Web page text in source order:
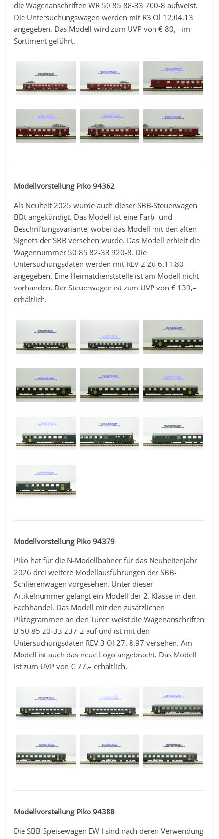
die Wagenanschriften WR 50 85 88-33 700-8 aufweist.
Die Untersuchungswagen werden mit R3 Ol 12.04.13
angegeben. Das Modell wird zum UVP von € 80,– im
Sortiment geführt.
Modellvorstellung Piko 94362
Als Neuheit 2025 wurde auch dieser SBB-Steuerwagen
BDt angekündigt. Das Modell ist eine Farb- und
Beschriftungsvariante, wobei das Modell mit den alten
Signets der SBB versehen wurde. Das Modell erhielt die
Wagennummer 50 85 82-33 920-8. Die
Untersuchungsdaten werden mit REV 2 Zü 6.11.80
angegeben. Eine Heimatdienststelle ist am Modell nicht
vorhanden. Der Steuerwagen ist zum UVP von € 139,–
erhältlich.
Modellvorstellung Piko 94379
Piko hat für die N-Modellbahner für das Neuheitenjahr
2026 drei weitere Modellausführungen der SBB-
Schlierenwagen vorgesehen. Unter dieser
Artikelnummer gelangt ein Modell der 2. Klasse in den
Fachhandel. Das Modell mit den zusätzlichen
Piktogrammen an den Türen weist die Wagenanschriften
B 50 85 20-33 237-2 auf und ist mit den
Untersuchungsdaten REV 3 Ol 27. 8.97 versehen. Am
Modell ist auch das neue Logo angebracht. Das Modell
ist zum UVP von € 77,– erhältlich.
Modellvorstellung Piko 94388
Die SBB-Speisewagen EW I sind nach deren Verwendung